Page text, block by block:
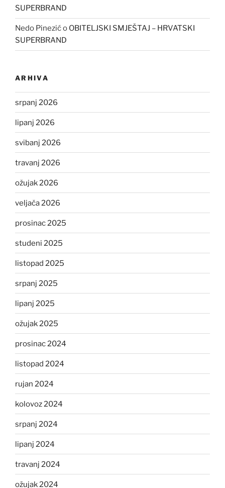
SUPERBRAND
Nedo Pinezićo OBITELJSKI SMJEŠTAJ – HRVATSKI
SUPERBRAND
ARHIVA
srpanj 2026
lipanj 2026
svibanj 2026
travanj 2026
ožujak 2026
veljača 2026
prosinac 2025
studeni 2025
listopad 2025
srpanj 2025
lipanj 2025
ožujak 2025
prosinac 2024
listopad 2024
rujan 2024
kolovoz 2024
srpanj 2024
lipanj 2024
travanj 2024
ožujak 2024